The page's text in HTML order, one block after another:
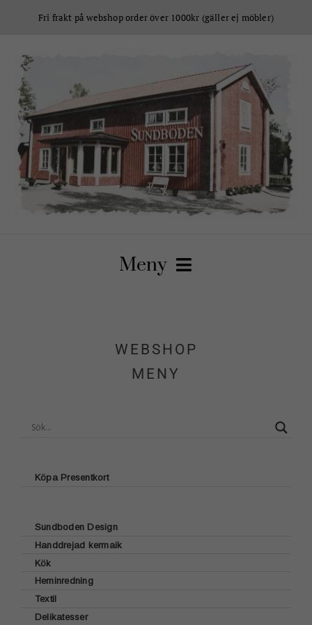
Fri frakt på webshop order över 1000kr (gäller ej möbler)
Meny
Sortiment
Schakt & Svets
Webshop
Kundvagn
WEBSHOP
MENY
Köpa Presentkort
Sundboden Design
Glasunderlägg
Brickor
Bordstabletter
Sjökortsmotiv
Fyrmotiv
Handdrejad kermaik
Kök
Lattecup
Muggar
Dricksglas
Heminredning
Ljusstakar
Ljus
Textil
Kökshanddukar
Delikatesser